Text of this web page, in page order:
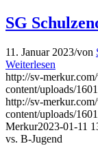
SG
11. Januar 2023/von
Weiterlesen
http://sv-
content/uploads/
http://sv-
content/uploads/
Merkur2023-01-11
vs. B-Jugend